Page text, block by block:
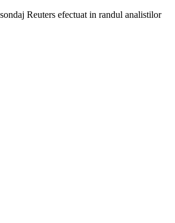
Reuters efectuat in randul analistilor